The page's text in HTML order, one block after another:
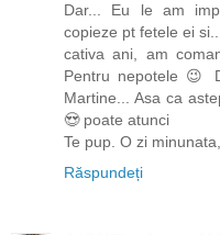
Dar... Eu le am
copieze pt fetele ei
cativa ani, am
Pentru nepotele 😉
Martine... Asa ca
😍 poate atunci
Te pup. O zi
Răspundeți